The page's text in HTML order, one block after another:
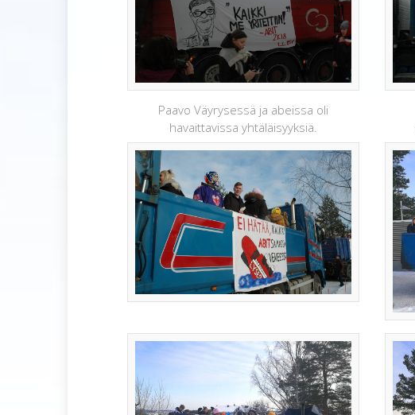
Paavo Väyrysessä ja abeissa oli
havaittavissa yhtäläisyyksiä.